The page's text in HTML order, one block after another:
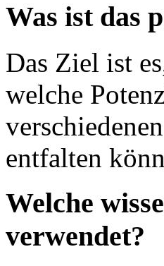
Was ist das
Das Ziel ist
welche
entfalten
Welche
verwendet?